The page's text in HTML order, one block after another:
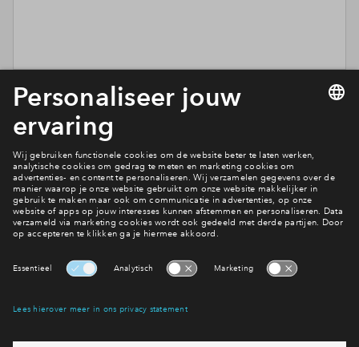
Wil je weten wat wij met je gegevens doen? Klik dan hier
privacy statement
Verstuur
Hoe wil je wonen?